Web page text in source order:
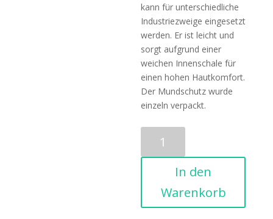
kann für unterschiedliche
Industriezweige eingesetzt
werden. Er ist leicht und
sorgt aufgrund einer
weichen Innenschale für
einen hohen Hautkomfort.
Der Mundschutz wurde
einzeln verpackt.
(FFP2/N95)
Stück
In den
Warenkorb